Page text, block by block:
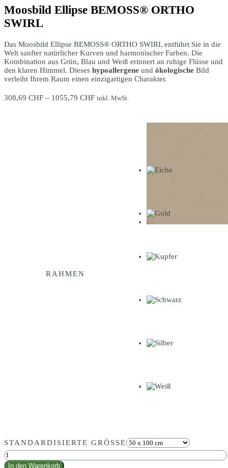
Moosbild Ellipse BEMOSS® ORTHO
SWIRL
Das Moosbild Ellipse BEMOSS® ORTHO SWIRL entführt Sie in die
Welt sanfter natürlicher Kurven und harmonischer Farben. Die
Kombination aus Grün, Blau und Weiß erinnert an ruhige Flüsse und
den klaren Himmel. Dieses hypoallergene und ökologische Bild
verleiht Ihrem Raum einen einzigartigen Charakter.
308,69 CHF – 1055,79 CHFPreisspanne:
inkl. MwSt.
RAHMEN
STANDARDISIERTE GRÖSSE
Moosbild
Ellipse
In den Warenkorb